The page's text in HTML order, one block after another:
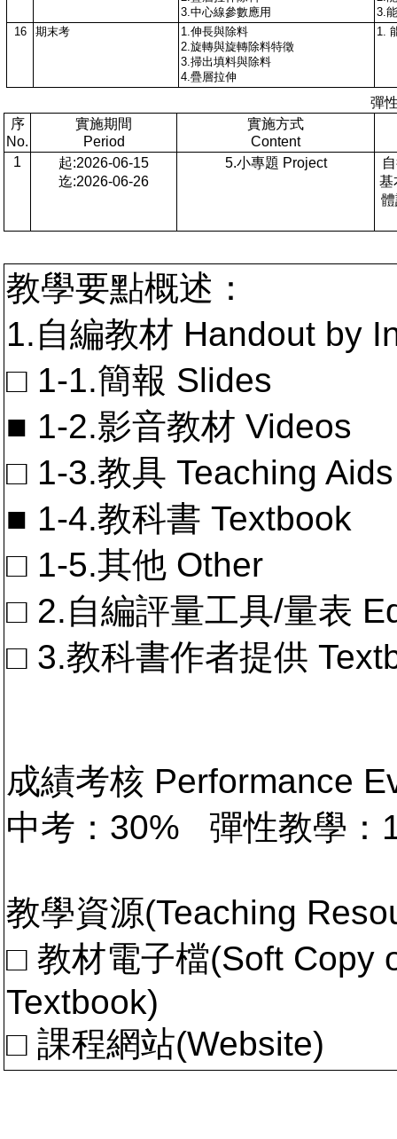
3.中心線參數應用
3.
16
期末考
1.伸長與除料
2.旋轉與旋轉除料特徵
3.掃出填料與除料
4.疊層拉伸
1.
彈
序
No.
實施期間
Period
實施方式
Content
1
起:2026-06-15
迄:2026-06-26
5.小專題 Project
基
教學要點概述：
1.自編教材 Handout by
□ 1-1.簡報 Slides
■ 1-2.影音教材 Videos
□ 1-3.教具 Teaching Aids
■ 1-4.教科書 Textbook
□ 1-5.其他 Other
□ 2.自編評量工具/量表
□ 3.教科書作者提供
成績考核 Performance
中考：30% 彈性教學
教學資源(Teaching
□ 教材電子檔(Soft Copy
Textbook)
□ 課程網站(Website)